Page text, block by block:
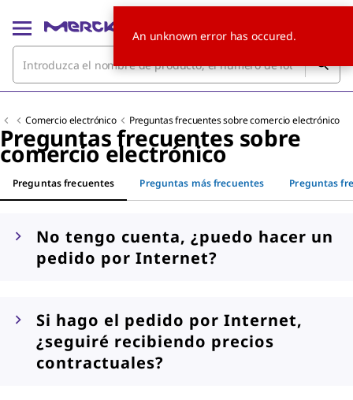
Comercio electrónico Preguntas frecuentes sobre comercio electrónico
Preguntas frecuentes sobre
comercio electrónico
Preguntas frecuentes Preguntas más frecuentes Preguntas
No tengo cuenta, ¿puedo hacer un
pedido por Internet?
Si hago el pedido por Internet,
¿seguiré recibiendo precios
contractuales?
An unknown error has occured.